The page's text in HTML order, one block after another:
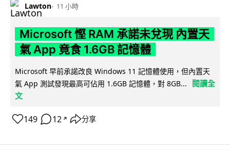
Lawton 11 小時
Microsoft 慳 RAM 承諾未兌現 內置天
氣 App 竟食 1.6GB 記憶體
Microsoft 早前承諾改良 Windows 11 記憶體使用，但內置天
氣 App 測試發現最高可佔用 1.6GB 記憶體，對 8GB...
閱讀全
文
149 12 ↗ 分享